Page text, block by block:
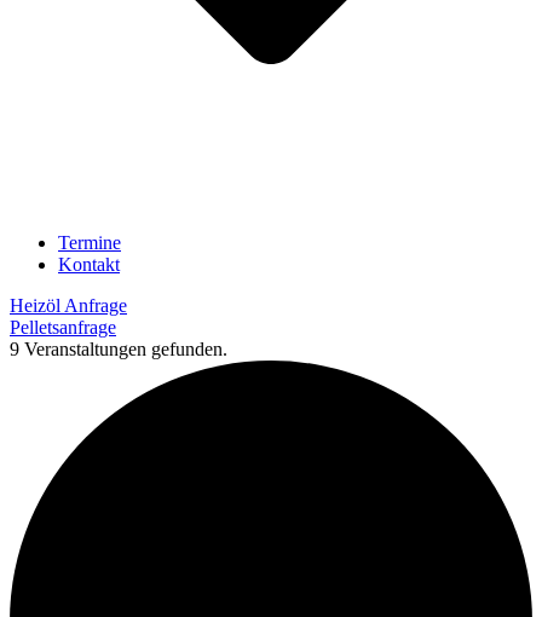
Termine
Kontakt
Heizöl Anfrage
Pelletsanfrage
9 Veranstaltungen gefunden.